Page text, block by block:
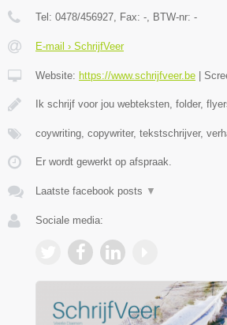
Tel: 0478/456927, Fax: -, BTW-nr: -
E-mail › SchrijfVeer
Website: https://www.schrijfveer.be
Ik schrijf voor jou webteksten, folder,
coywriting, copywriter, tekstschrijver,
Er wordt gewerkt op afspraak.
Laatste facebook posts ▼
Sociale media: